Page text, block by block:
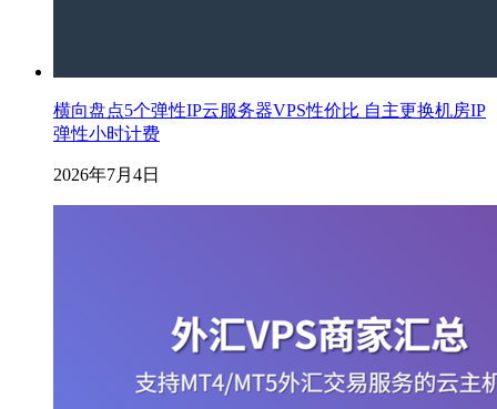
横向盘点5个弹性IP云服务器VPS性价比 自主更换机房IP
弹性小时计费
2026年7月4日